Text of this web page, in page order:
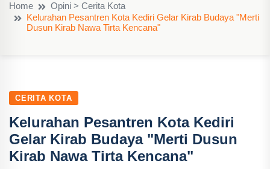
Home
Opini > Cerita Kota
Kelurahan Pesantren Kota Kediri Gelar Kirab Budaya "Merti
Dusun Kirab Nawa Tirta Kencana"
CERITA KOTA
Kelurahan Pesantren Kota Kediri
Gelar Kirab Budaya "Merti Dusun
Kirab Nawa Tirta Kencana"